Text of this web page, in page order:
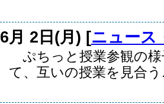
6月 2日(月) [ニュース
ぷちっと授業参観の
て、互いの授業を見合う